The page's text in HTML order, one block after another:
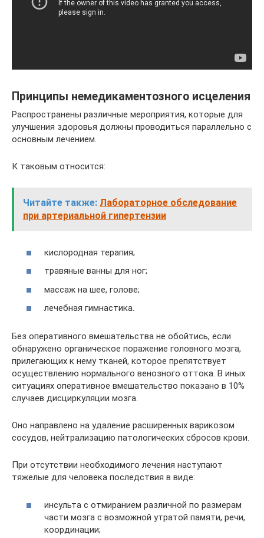
Принципы немедикаментозного исцеления
Распространены различные мероприятия, которые для
улучшения здоровья должны проводиться параллельно с
основным лечением.
К таковым относится:
Читайте также: Лабораторное обследование
при артериальной гипертензии
кислородная терапия;
травяные ванны для ног;
массаж на шее, голове;
лечебная гимнастика.
Без оперативного вмешательства не обойтись, если
обнаружено органическое поражение головного мозга,
прилегающих к нему тканей, которое препятствует
осуществлению нормального венозного оттока. В иных
ситуациях оперативное вмешательство показано в 10%
случаев дисциркуляции мозга.
Оно направлено на удаление расширенных варикозом
сосудов, нейтрализацию патологических сбросов крови.
При отсутствии необходимого лечения наступают
тяжелые для человека последствия в виде:
инсульта с отмиранием различной по размерам
части мозга с возможной утратой памяти, речи,
координации;